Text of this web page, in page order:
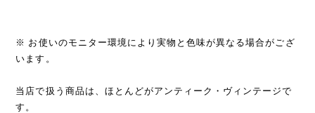
※ お使いのモニター環境により実物と色味が異なる場合がござ
います。
当店で扱う商品は、ほとんどがアンティーク・ヴィンテージで
す。